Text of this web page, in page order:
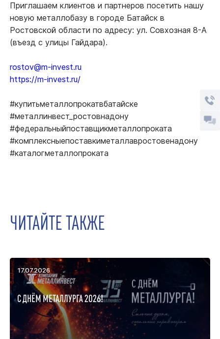
Приглашаем клиентов и партнеров посетить нашу
новую металлобазу в городе Батайск в
Ростовской области по адресу: ул. Совхозная 8-А
(въезд с улицы Гайдара).
rostov@m-invest.ru
https://m-invest.ru/
#купитьметаллопрокатвбатайске
#металлинвест_ростовнадону
#федеральныйпоставщикметаллопроката
#комплексныепоставкиметаллавростовенадону
#каталогметаллопроката
ЧИТАЙТЕ ТАКЖЕ
17.07.2026
С ДНЁМ МЕТАЛЛУРГА 2026!